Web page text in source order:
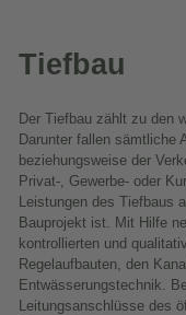
Tiefbau
Der Tiefbau zählt zu den
Darunter fallen sämtliche
beziehungsweise der
Privat-, Gewerbe- oder
Leistungen des Tiefbaus
Bauprojekt ist. Mit Hilfe
kontrollierten und
Regelaufbauten, den
Entwässerungstechnik.
Leitungsanschlüsse des